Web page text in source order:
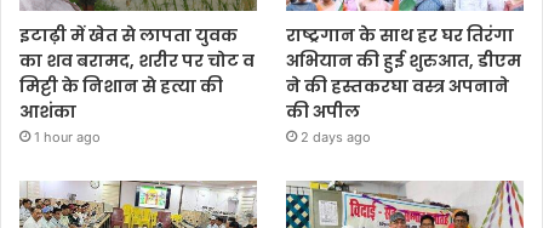
इटाढ़ी में खेत से लापता युवक
का शव बरामद, शरीर पर चोट व
मिट्टी के निशान से हत्या की
आशंका
1 hour ago
राष्ट्रगान के साथ हर घर तिरंगा
अभियान की हुई शुरुआत, डीएम
ने की हस्तकरघा वस्त्र अपनाने
की अपील
2 days ago